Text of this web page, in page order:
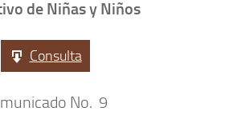
de Niñas y Niños
Consulta
No. 9